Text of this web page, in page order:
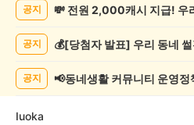
실/
글
공지
공지
공지 📢동네생활 커뮤니티 운영
Iuoka